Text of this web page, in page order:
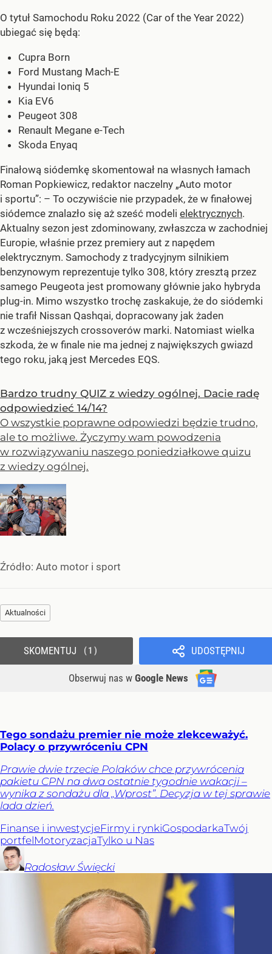
O tytuł Samochodu Roku 2022 (Car of the Year 2022)
ubiegać się będą:
Cupra Born
Ford Mustang Mach-E
Hyundai Ioniq 5
Kia EV6
Peugeot 308
Renault Megane e-Tech
Skoda Enyaq
Finałową siódemkę skomentował na własnych łamach
Roman Popkiewicz, redaktor naczelny „Auto motor
i sportu”: – To oczywiście nie przypadek, że w finałowej
siódemce znalazło się aż sześć modeli elektrycznych.
Aktualny sezon jest zdominowany, zwłaszcza w zachodniej
Europie, właśnie przez premiery aut z napędem
elektrycznym. Samochody z tradycyjnym silnikiem
benzynowym reprezentuje tylko 308, który zresztą przez
samego Peugeota jest promowany głównie jako hybryda
plug-in. Mimo wszystko trochę zaskakuje, że do siódemki
nie trafił Nissan Qashqai, dopracowany jak żaden
z wcześniejszych crossoverów marki. Natomiast wielka
szkoda, że w finale nie ma jednej z największych gwiazd
tego roku, jaką jest Mercedes EQS.
Bardzo trudny QUIZ z wiedzy ogólnej. Dacie radę
odpowiedzieć 14/14?
O wszystkie poprawne odpowiedzi będzie trudno,
ale to możliwe. Życzymy wam powodzenia
w rozwiązywaniu naszego poniedziałkowe quizu
z wiedzy ogólnej.
Źródło: Auto motor i sport
Aktualności
UDOSTĘPNIJ
Obserwuj nas w Google News
SKOMENTUJ 1
Tego sondażu premier nie może zlekceważyć.
Polacy o przywróceniu CPN
Prawie dwie trzecie Polaków chce przywrócenia
pakietu CPN na dwa ostatnie tygodnie wakacji –
wynika z sondażu dla „Wprost”. Decyzja w tej sprawie
lada dzień.
Finanse i inwestycjeFirmy i rynkiGospodarkaTwój
portfelMotoryzacjaTylko u Nas
Radosław Święcki